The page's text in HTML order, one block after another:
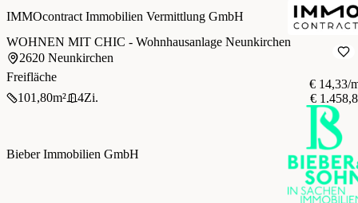
IMMOcontract Immobilien Vermittlung GmbH
WOHNEN MIT CHIC - Wohnhausanlage Neunkirchen
2620 Neunkirchen
Freifläche
101,80m² 4Zi.
€ 14,33/
€
Bieber Immobilien GmbH